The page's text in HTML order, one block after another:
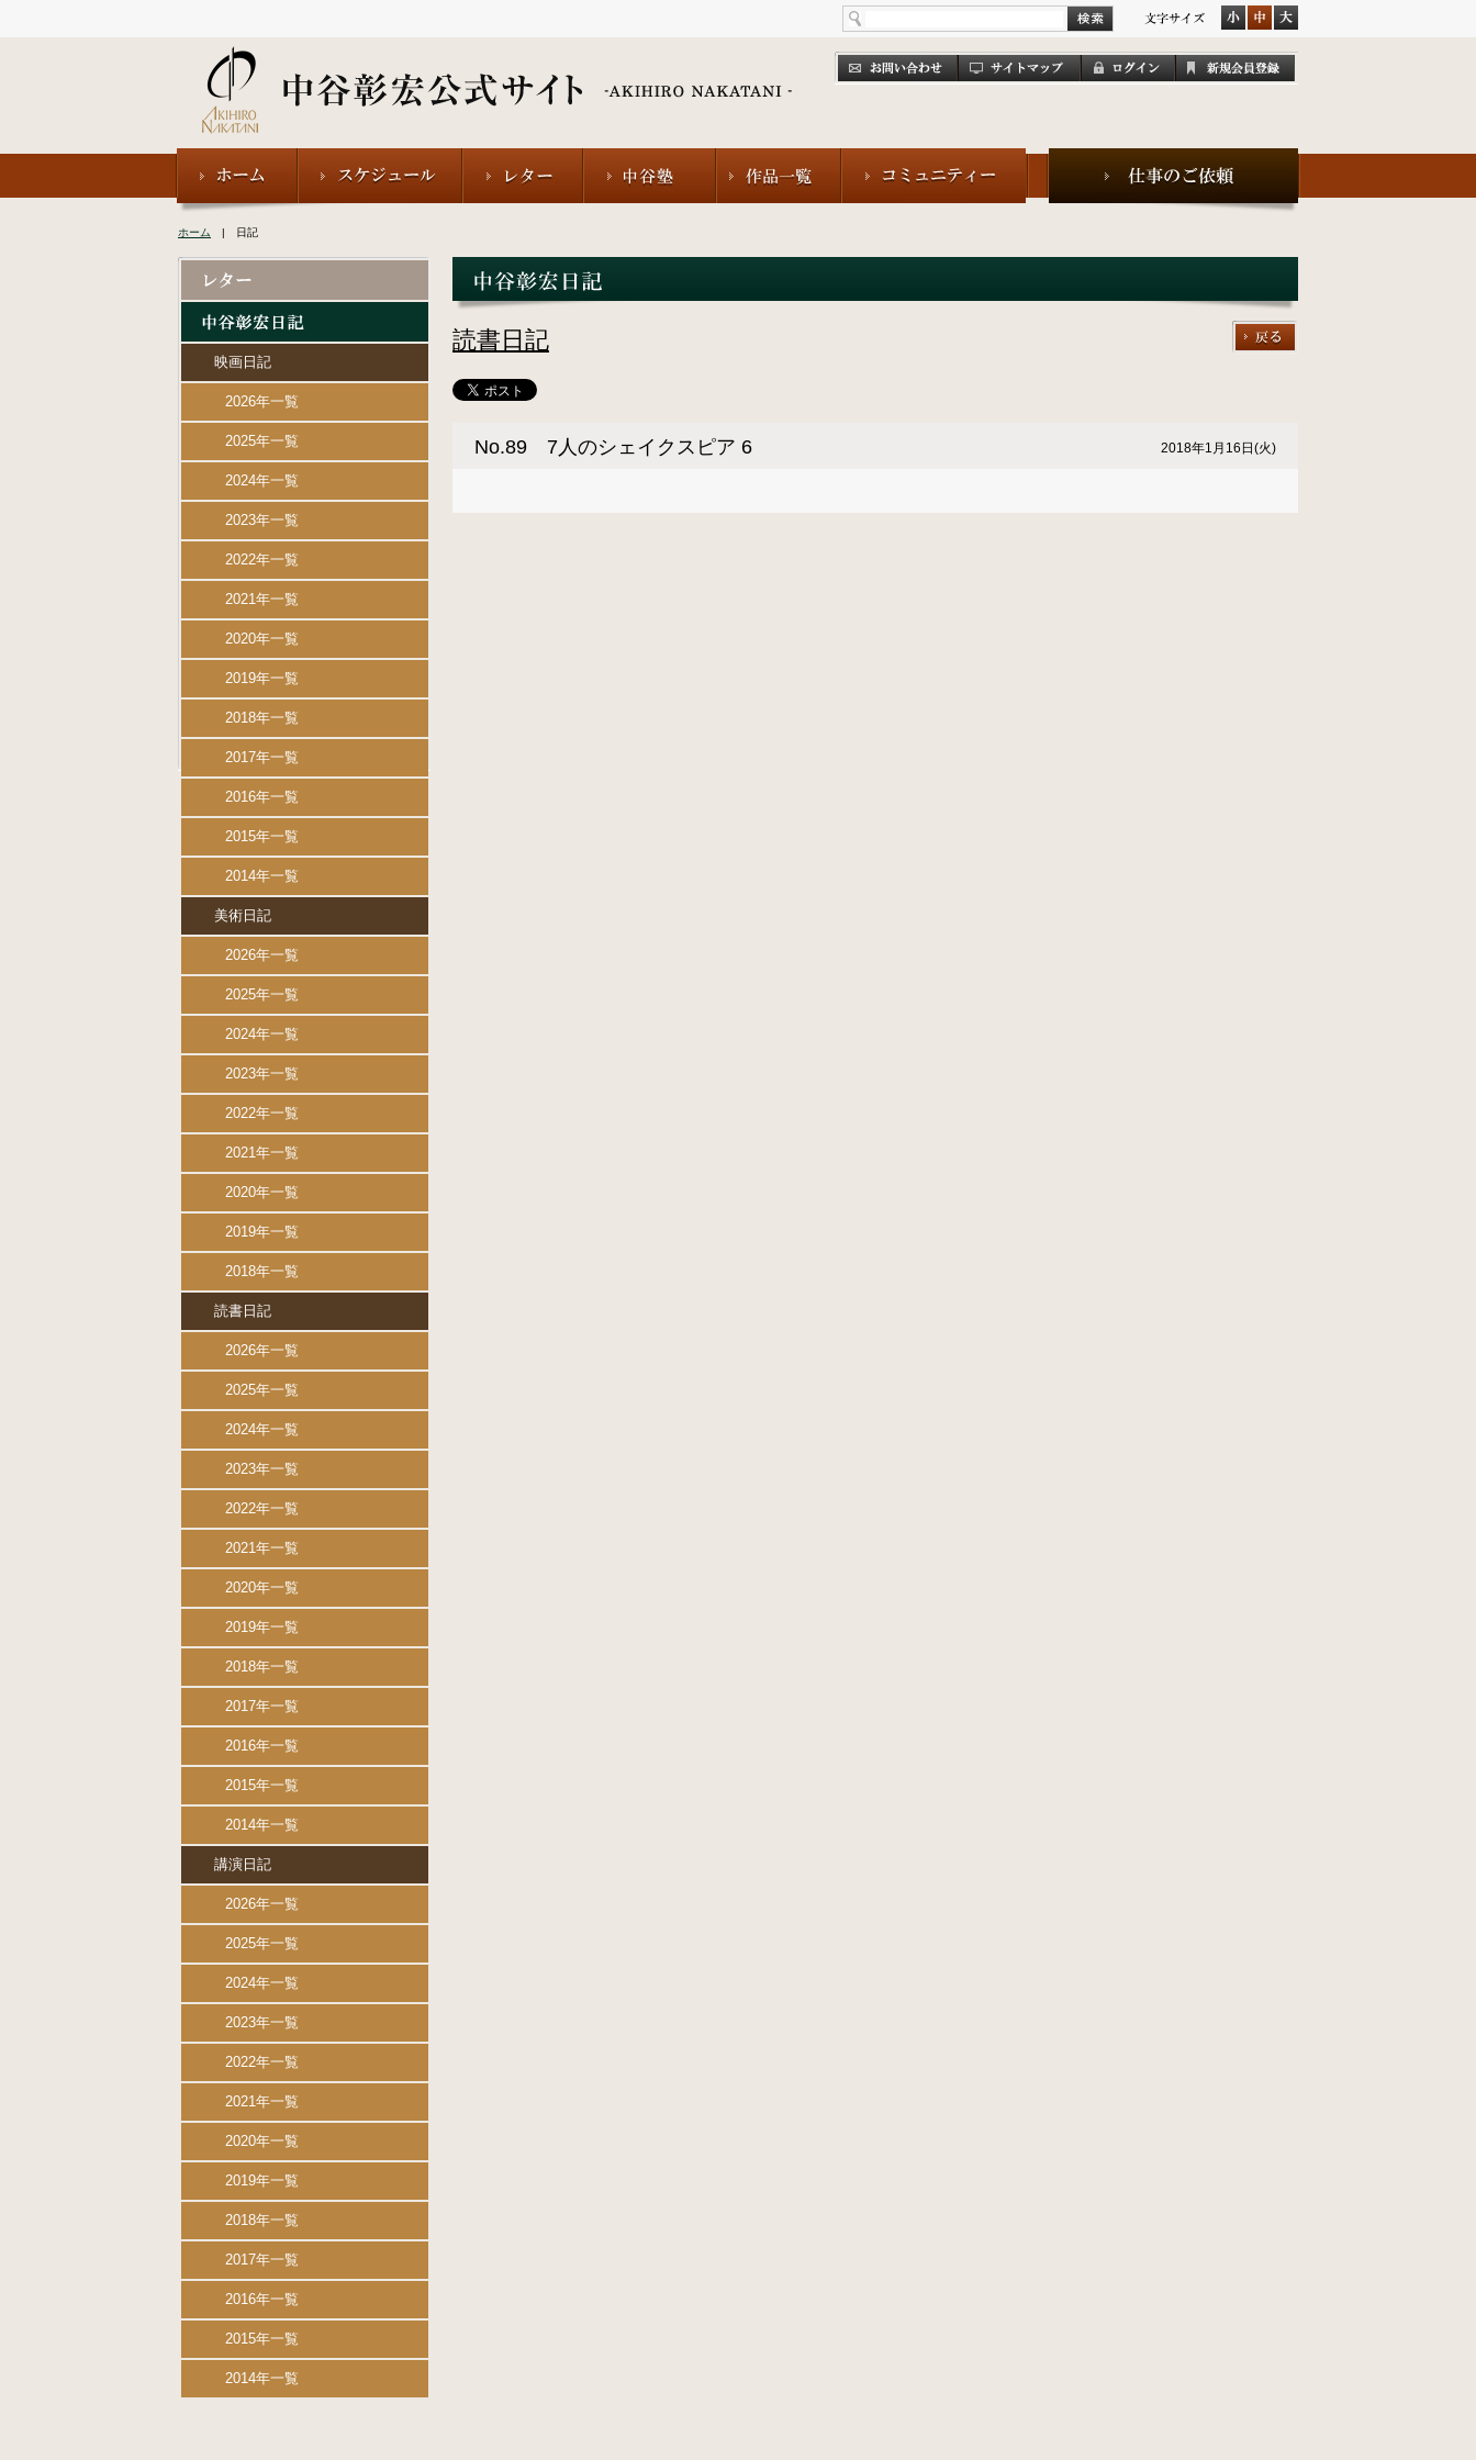
ホーム | 日記
読書日記
No.89 7人のシェイクスピア 6 2018年1月16日(火)
映画日記
2026年一覧
2025年一覧
2024年一覧
2023年一覧
2022年一覧
2021年一覧
2020年一覧
2019年一覧
2018年一覧
2017年一覧
2016年一覧
2015年一覧
2014年一覧
美術日記
2026年一覧
2025年一覧
2024年一覧
2023年一覧
2022年一覧
2021年一覧
2020年一覧
2019年一覧
2018年一覧
読書日記
2026年一覧
2025年一覧
2024年一覧
2023年一覧
2022年一覧
2021年一覧
2020年一覧
2019年一覧
2018年一覧
2017年一覧
2016年一覧
2015年一覧
2014年一覧
講演日記
2026年一覧
2025年一覧
2024年一覧
2023年一覧
2022年一覧
2021年一覧
2020年一覧
2019年一覧
2018年一覧
2017年一覧
2016年一覧
2015年一覧
2014年一覧